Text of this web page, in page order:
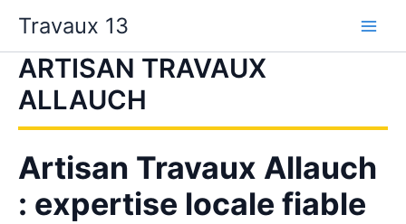
contenu
Travaux 13
ARTISAN TRAVAUX
ALLAUCH
Artisan Travaux Allauch
: expertise locale fiable